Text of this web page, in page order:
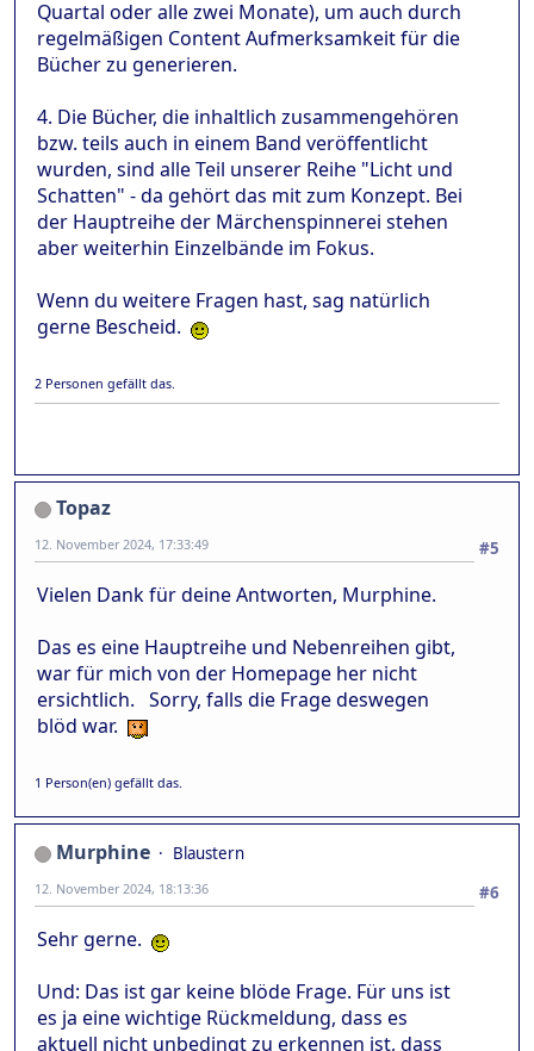
Quartal oder alle zwei Monate), um auch durch
regelmäßigen Content Aufmerksamkeit für die
Bücher zu generieren.
4. Die Bücher, die inhaltlich zusammengehören
bzw. teils auch in einem Band veröffentlicht
wurden, sind alle Teil unserer Reihe "Licht und
Schatten" - da gehört das mit zum Konzept. Bei
der Hauptreihe der Märchenspinnerei stehen
aber weiterhin Einzelbände im Fokus.
Wenn du weitere Fragen hast, sag natürlich
gerne Bescheid.
2 Personen gefällt das.
Topaz
#5
12. November 2024, 17:33:49
Vielen Dank für deine Antworten, Murphine.
Das es eine Hauptreihe und Nebenreihen gibt,
war für mich von der Homepage her nicht
ersichtlich. Sorry, falls die Frage deswegen
blöd war.
1 Person(en) gefällt das.
Murphine
Blaustern
#6
12. November 2024, 18:13:36
Sehr gerne.
Und: Das ist gar keine blöde Frage. Für uns ist
es ja eine wichtige Rückmeldung, dass es
aktuell nicht unbedingt zu erkennen ist, dass